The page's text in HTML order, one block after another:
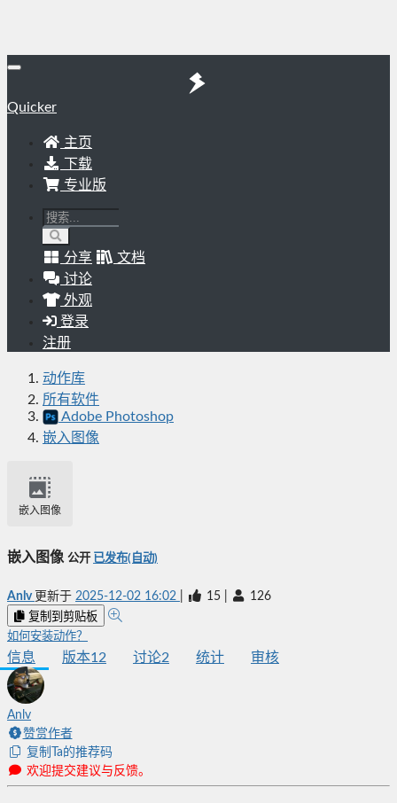
Quicker
主页
下载
专业版
分享
文档
讨论
外观
登录
注册
动作库
所有软件
Adobe Photoshop
嵌入图像
嵌入图像
嵌入图像 公开 已发布(自动)
Anlv 更新于 2025-12-02 16:02 15 126
复制到剪贴板
如何安装动作？
信息 版本12 讨论2 统计 审核
Anlv
赞赏作者
复制Ta的推荐码
欢迎提交建议与反馈。